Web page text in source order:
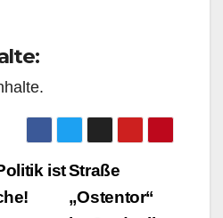
Straße
„Ostentor“
ist